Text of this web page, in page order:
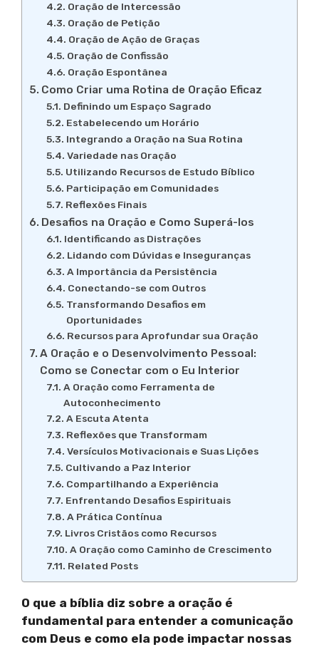
Oração de Intercessão
Oração de Petição
Oração de Ação de Graças
Oração de Confissão
Oração Espontânea
Como Criar uma Rotina de Oração Eficaz
Definindo um Espaço Sagrado
Estabelecendo um Horário
Integrando a Oração na Sua Rotina
Variedade nas Oração
Utilizando Recursos de Estudo Bíblico
Participação em Comunidades
Reflexões Finais
Desafios na Oração e Como Superá-los
Identificando as Distrações
Lidando com Dúvidas e Inseguranças
A Importância da Persistência
Conectando-se com Outros
Transformando Desafios em
Oportunidades
Recursos para Aprofundar sua Oração
A Oração e o Desenvolvimento Pessoal:
Como se Conectar com o Eu Interior
A Oração como Ferramenta de
Autoconhecimento
A Escuta Atenta
Reflexões que Transformam
Versículos Motivacionais e Suas Lições
Cultivando a Paz Interior
Compartilhando a Experiência
Enfrentando Desafios Espirituais
A Prática Contínua
Livros Cristãos como Recursos
A Oração como Caminho de Crescimento
Related Posts
O que a bíblia diz sobre a oração é
fundamental para entender a comunicação
com Deus e como ela pode impactar nossas